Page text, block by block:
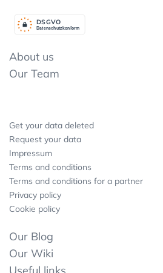
Datenschutzkonform
DSGVO
About us
Our Team
Get your data deleted
Request your data
Impressum
Terms and conditions
Terms and conditions for a partner
Privacy policy
Cookie policy
Our Blog
Our Wiki